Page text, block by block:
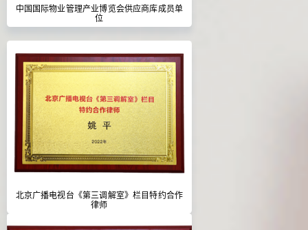
中国国际物业管理产业博览会供应商库成员单
位
北京广播电视台《第三调解室》栏目特约合作
律师